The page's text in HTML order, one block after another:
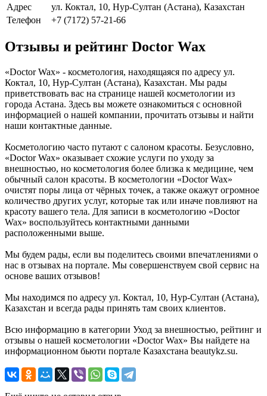
Адрес
ул. Коктал, 10, Нур-Султан (Астана), Казахстан
Телефон
+7 (7172) 57-21-66
Отзывы и рейтинг Doctor Wax
«Doctor Wax» - косметология, находящаяся по адресу ул.
Коктал, 10, Нур-Султан (Астана), Казахстан. Мы рады
приветствовать вас на странице нашей косметологии из
города Астана. Здесь вы можете ознакомиться с основной
информацией о нашей компании, прочитать отзывы и найти
наши контактные данные.
Косметологию часто путают с салоном красоты. Безусловно,
«Doctor Wax» оказывает схожие услуги по уходу за
внешностью, но косметология более близка к медицине, чем
обычный салон красоты. В косметологии «Doctor Wax»
очистят поры лица от чёрных точек, а также окажут огромное
количество других услуг, которые так или иначе повлияют на
красоту вашего тела. Для записи в косметологию «Doctor
Wax» воспользуйтесь контактными данными
расположенными выше.
Мы будем рады, если вы поделитесь своими впечатлениями о
нас в отзывах на портале. Мы совершенствуем свой сервис на
основе ваших отзывов!
Мы находимся по адресу ул. Коктал, 10, Нур-Султан (Астана),
Казахстан и всегда рады принять там своих клиентов.
Всю информацию в категории Уход за внешностью, рейтинг и
отзывы о нашей косметологии «Doctor Wax» Вы найдете на
информационном бьюти портале Казахстана beautykz.su.